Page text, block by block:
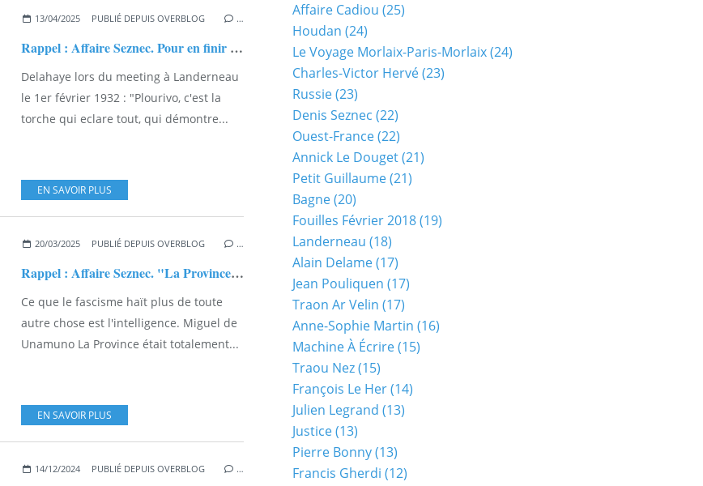
,EXCLUSIVITÉS
13/04/2025 PUBLIÉ DEPUIS OVERBLOG …
Rappel : Affaire Seznec. Pour en finir avec la piste de Traou-Nez...
Delahaye lors du meeting à Landerneau
le 1er février 1932 : "Plourivo, c'est la
torche qui eclare tout, qui démontre...
EN SAVOIR PLUS
ANNICK LE DOUGET ,MICHEL PIERRE
20/03/2025 PUBLIÉ DEPUIS OVERBLOG …
Rappel : Affaire Seznec. "La Province" l'hebdomadaire rennais antisémite et anti-maconnique...
Ce que le fascisme haït plus de toute
autre chose est l'intelligence. Miguel de
Unamuno La Province était totalement...
EN SAVOIR PLUS
14/12/2024 PUBLIÉ DEPUIS OVERBLOG …
Affaire Cadiou (25)
Houdan (24)
Le Voyage Morlaix-Paris-Morlaix(24)
Charles-Victor Hervé(23)
Russie(23)
Denis Seznec (22)
Ouest-France(22)
Annick Le Douget(21)
Petit Guillaume(21)
Bagne(20)
Fouilles Février 2018(19)
Landerneau (18)
Alain Delame(17)
Jean Pouliquen (17)
Traon Ar Velin (17)
Anne-Sophie Martin (16)
Machine À Écrire(15)
Traou Nez(15)
François Le Her(14)
Julien Legrand (13)
Justice(13)
Pierre Bonny(13)
Francis Gherdi (12)